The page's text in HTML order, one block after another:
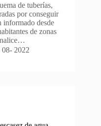
de tuberías,
por conseguir
informado desde
de zonas
08- 2022